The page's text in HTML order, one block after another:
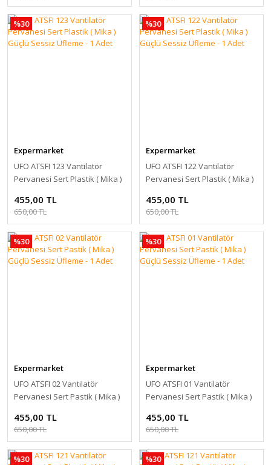
%30
Expermarket
UFO ATSFI 123 Vantilatör
Pervanesi Sert Plastik ( Mika )
455,00 TL
650,00 TL
%30
Expermarket
UFO ATSFI 122 Vantilatör
Pervanesi Sert Plastik ( Mika )
455,00 TL
650,00 TL
%30
Expermarket
UFO ATSFI 02 Vantilatör
Pervanesi Sert Pastik ( Mika )
455,00 TL
650,00 TL
%30
Expermarket
UFO ATSFI 01 Vantilatör
Pervanesi Sert Pastik ( Mika )
455,00 TL
650,00 TL
%30 %30